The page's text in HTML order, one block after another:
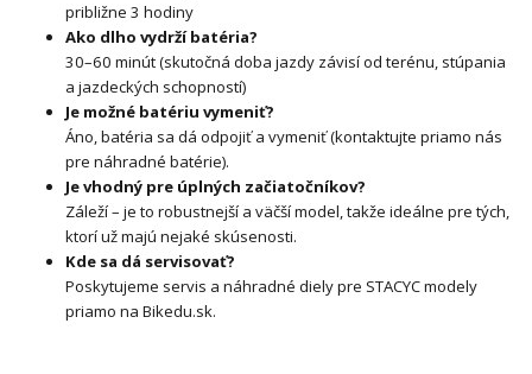
približne 3 hodiny
Ako dlho vydrží batéria?
30–60 minút (skutočná doba jazdy závisí od terénu, stúpania
a jazdeckých schopností)
Je možné batériu vymeniť?
Áno, batéria sa dá odpojiť a vymeniť (kontaktujte priamo nás
pre náhradné batérie).
Je vhodný pre úplných začiatočníkov?
Záleží – je to robustnejší a väčší model, takže ideálne pre tých,
ktorí už majú nejaké skúsenosti.
Kde sa dá servisovať?
Poskytujeme servis a náhradné diely pre STACYC modely
priamo na Bikedu.sk.